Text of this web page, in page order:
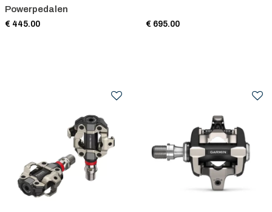
Powerpedalen
€ 445.00 € 695.00